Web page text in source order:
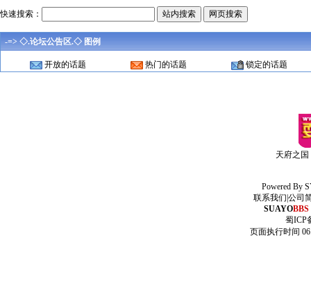
快速搜索：
-=> ◇.论坛公告区.◇ 图例
开放的话题 热门的话题 锁定的话题
天府之
Powered By
联系我们 公司
SUAYOBBS
蜀ICP
页面执行时间